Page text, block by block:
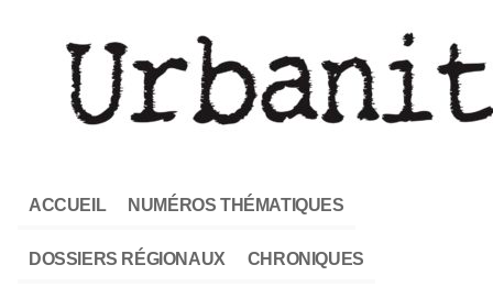
ACCUEIL NUMÉROS THÉMATIQUES
DOSSIERS RÉGIONAUX CHRONIQUES